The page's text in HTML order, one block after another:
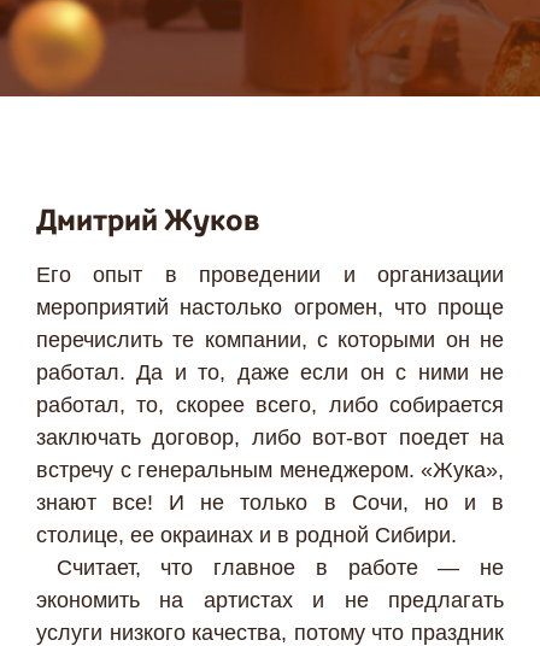
Дмитрий Жуков
Его опыт в проведении и организации
мероприятий настолько огромен, что проще
перечислить те компании, с которыми он не
работал. Да и то, даже если он с ними не
работал, то, скорее всего, либо собирается
заключать договор, либо вот-вот поедет на
встречу с генеральным менеджером. «Жука»,
знают все! И не только в Сочи, но и в
столице, ее окраинах и в родной Сибири.
Считает, что главное в работе — не
экономить на артистах и не предлагать
услуги низкого качества, потому что праздник